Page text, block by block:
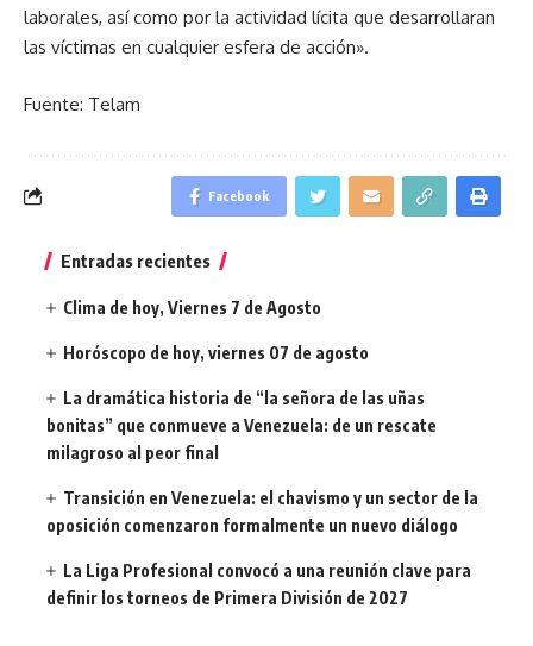
laborales, así como por la actividad lícita que desarrollaran
las víctimas en cualquier esfera de acción».
Fuente: Telam
Facebook
Entradas recientes
Clima de hoy, Viernes 7 de Agosto
Horóscopo de hoy, viernes 07 de agosto
La dramática historia de “la señora de las uñas
bonitas” que conmueve a Venezuela: de un rescate
milagroso al peor final
Transición en Venezuela: el chavismo y un sector de la
oposición comenzaron formalmente un nuevo diálogo
La Liga Profesional convocó a una reunión clave para
definir los torneos de Primera División de 2027